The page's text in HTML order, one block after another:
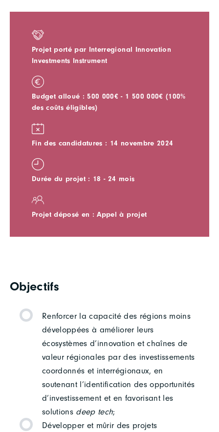
Projet porté par Interregional Innovation
Investments Instrument
Budget alloué : 500 000€ - 1 500 000€ (100%
des coûts éligibles)
Fin des candidatures : 14 novembre 2024
Durée du projet : 18 - 24 mois
Projet déposé en : Appel à projet
Objectifs
Renforcer la capacité des régions moins
développées à améliorer leurs
écosystèmes d’innovation et chaînes de
valeur régionales par des investissements
coordonnés et interrégionaux, en
soutenant l’identification des opportunités
d’investissement et en favorisant les
solutions deep tech;
Développer et mûrir des projets